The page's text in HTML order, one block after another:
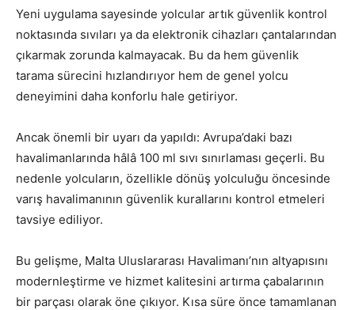
Yeni uygulama sayesinde yolcular artık güvenlik kontrol
noktasında sıvıları ya da elektronik cihazları çantalarından
çıkarmak zorunda kalmayacak. Bu da hem güvenlik
tarama sürecini hızlandırıyor hem de genel yolcu
deneyimini daha konforlu hale getiriyor.
Ancak önemli bir uyarı da yapıldı: Avrupa’daki bazı
havalimanlarında hâlâ 100 ml sıvı sınırlaması geçerli. Bu
nedenle yolcuların, özellikle dönüş yolculuğu öncesinde
varış havalimanının güvenlik kurallarını kontrol etmeleri
tavsiye ediliyor.
Bu gelişme, Malta Uluslararası Havalimanı’nın altyapısını
modernleştirme ve hizmet kalitesini artırma çabalarının
bir parçası olarak öne çıkıyor. Kısa süre önce tamamlanan